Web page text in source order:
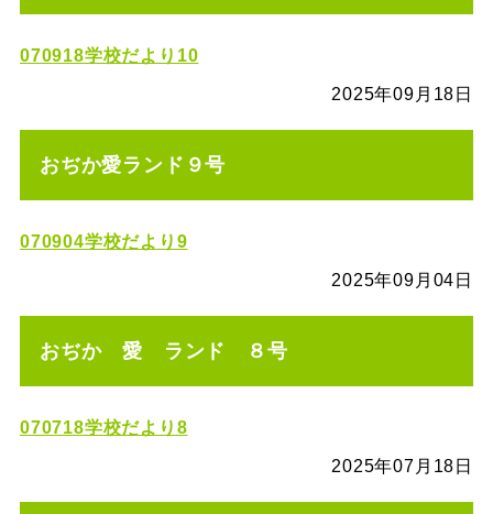
070918学校だより10
2025年09月18日
おぢか愛ランド９号
070904学校だより9
2025年09月04日
おぢか 愛 ランド ８号
070718学校だより8
2025年07月18日